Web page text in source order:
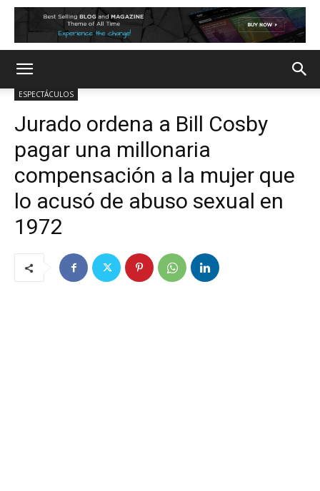
ESPECTÁCULOS
Jurado ordena a Bill Cosby
pagar una millonaria
compensación a la mujer que
lo acusó de abuso sexual en
1972